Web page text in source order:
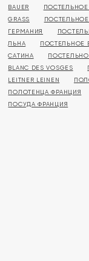
BAUER
ПОСТЕЛЬНОЕ
GRASS
ПОСТЕЛЬНОЕ
ГЕРМАНИЯ
ЛЬНА
ПОСТЕЛЬНОЕ
САТИНА
BLANC DES VOSGES
LEITNER LEINEN
ПОЛОТЕНЦА ФРАНЦИЯ
ПОСУДА ФРАНЦИЯ